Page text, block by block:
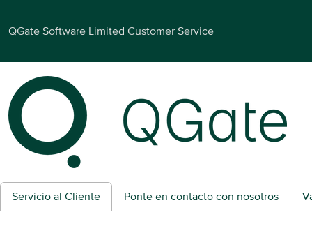
QGate Software Limited Customer Service
Servicio al Cliente Ponte en contacto con nosotros